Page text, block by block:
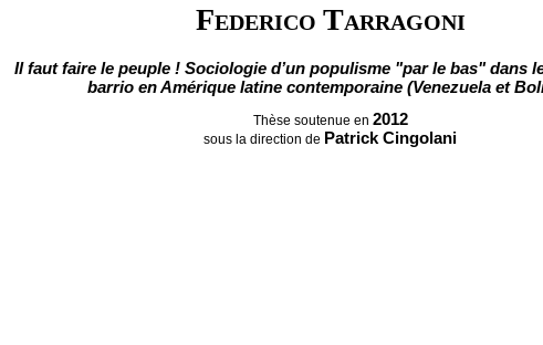
Federico Tarragoni
Il faut faire le peuple ! Sociologie d’un populisme "par le bas" dans
barrio en Amérique latine contemporaine (Venezuela et
Thèse soutenue en 2012
sous la direction de Patrick Cingolani